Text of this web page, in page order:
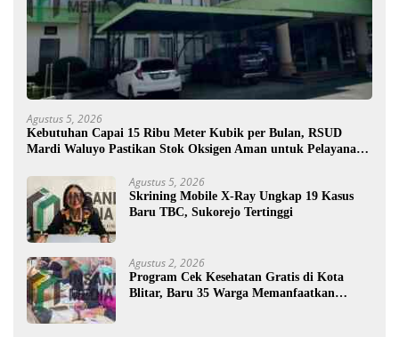
Agustus 5, 2026
Kebutuhan Capai 15 Ribu Meter Kubik per Bulan, RSUD
Mardi Waluyo Pastikan Stok Oksigen Aman untuk Pelayanan
Agustus 5, 2026
Skrining Mobile X-Ray Ungkap 19 Kasus
Baru TBC, Sukorejo Tertinggi
Agustus 2, 2026
Program Cek Kesehatan Gratis di Kota
Blitar, Baru 35 Warga Memanfaatkan